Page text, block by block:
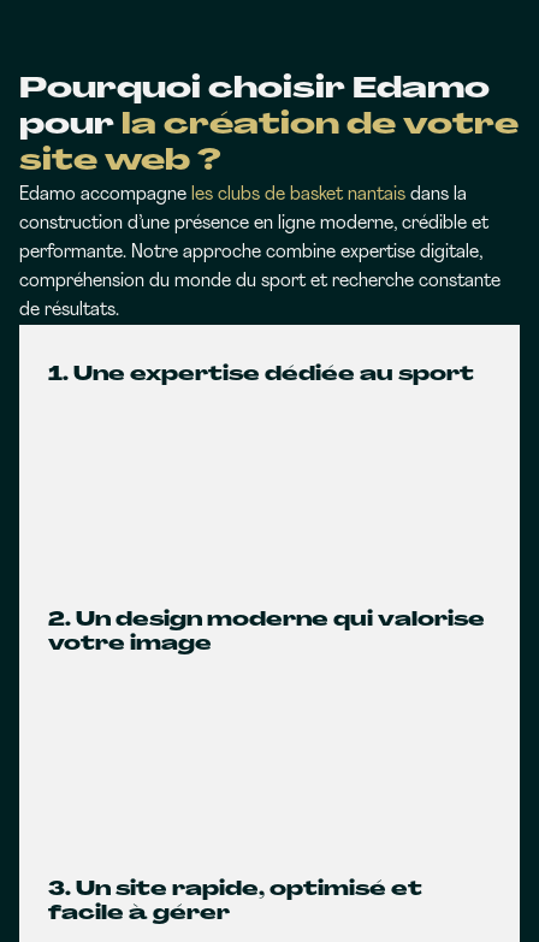
Pourquoi choisir Edamo
pour la création de votre
site web ?
Edamo accompagne les clubs de basket nantais dans la
construction d’une présence en ligne moderne, crédible et
performante. Notre approche combine expertise digitale,
compréhension du monde du sport et recherche constante
de résultats.
1. Une expertise dédiée au sport
2. Un design moderne qui valorise
votre image
3. Un site rapide, optimisé et
facile à gérer